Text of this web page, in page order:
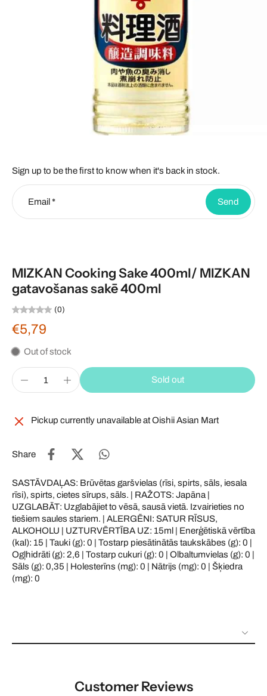
Sign up to be the first to know when it's back in stock.
Email * Send
MIZKAN Cooking Sake 400ml/ MIZKAN
gatavošanas sakē 400ml
(0)
€5,79
Out of stock
Sold out
Pickup currently unavailable atOishii Asian Mart
Share
SASTĀVDAĻAS: Brūvētas garšvielas (rīsi, spirts, sāls, iesala
rīsi), spirts, cietes sīrups, sāls. | RAŽOTS: Japāna |
UZGLABĀT: Uzglabājiet to vēsā, sausā vietā. Izvairieties no
tiešiem saules stariem. | ALERGĒNI: SATUR RĪSUS,
ALKOHOLU | UZTURVĒRTĪBA UZ: 15ml | Enerģētiskā vērtība
(kal): 15 | Tauki (g): 0 | Tostarp piesātinātās taukskābes (g): 0 |
Ogļhidrāti (g): 2,6 | Tostarp cukuri (g): 0 | Olbaltumvielas (g): 0 |
Sāls (g): 0,35 | Holesterīns (mg): 0 | Nātrijs (mg): 0 | Šķiedra
(mg): 0
Customer Reviews